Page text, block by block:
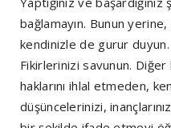
bağlamayın. Bunun yerine,
kendinizle de gurur duyun.
Fikirlerinizi savunun. Diğer
haklarını ihlal etmeden,
düşüncelerinizi,